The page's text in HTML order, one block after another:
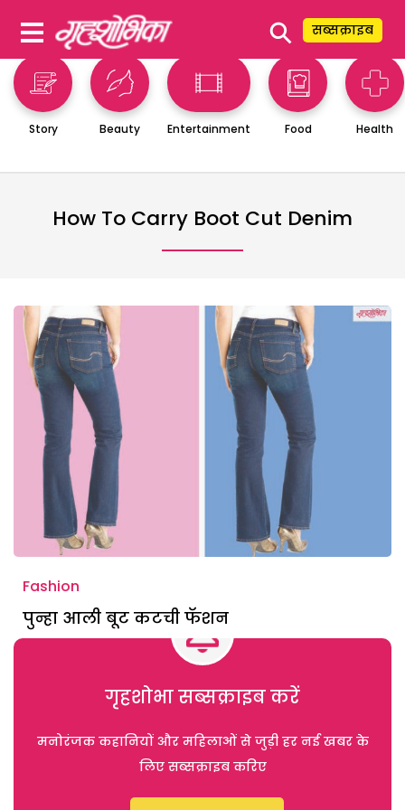
⚲ सब्सक्राइब
Story Beauty Entertainment Food Health
How To Carry Boot Cut Denim
Fashion
पुन्हा आली बूट कटची फॅशन
गृहशोभा सब्सक्राइब करें
मनोरंजक कहानियों और महिलाओं से जुड़ी हर नई खबर के
लिए सब्सक्राइब करिए